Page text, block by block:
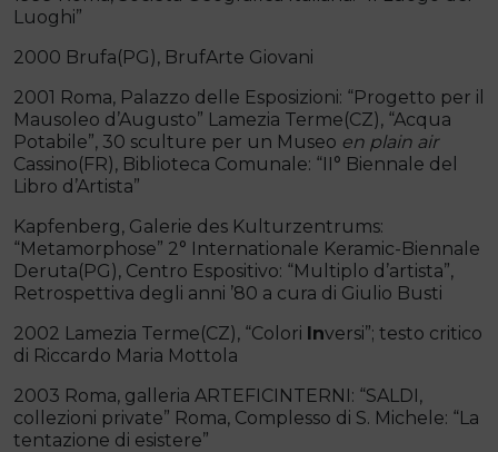
Luoghi”
2000 Brufa(PG), BrufArte Giovani
2001 Roma, Palazzo delle Esposizioni: “Progetto per il
Mausoleo d’Augusto” Lamezia Terme(CZ), “Acqua
Potabile”, 30 sculture per un Museo en plain air
Cassino(FR), Biblioteca Comunale: “II° Biennale del
Libro d’Artista”
Kapfenberg, Galerie des Kulturzentrums:
“Metamorphose” 2° Internationale Keramic-Biennale
Deruta(PG), Centro Espositivo: “Multiplo d’artista”,
Retrospettiva degli anni ’80 a cura di Giulio Busti
2002 Lamezia Terme(CZ), “Colori Inversi”; testo critico
di Riccardo Maria Mottola
2003 Roma, galleria ARTEFICINTERNI: “SALDI,
collezioni private” Roma, Complesso di S. Michele: “La
tentazione di esistere”